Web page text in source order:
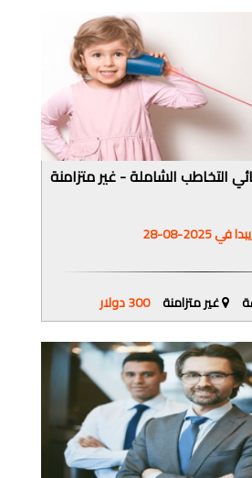
التخاطب الشاملة - غير متزامنة
يبدا في 2025-08-28
غير متزامنة 300 دولار